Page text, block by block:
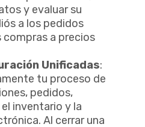
y evaluar su
a los pedidos
compras a precios
Unificadas:
tu proceso de
pedidos,
inventario y la
Al cerrar una